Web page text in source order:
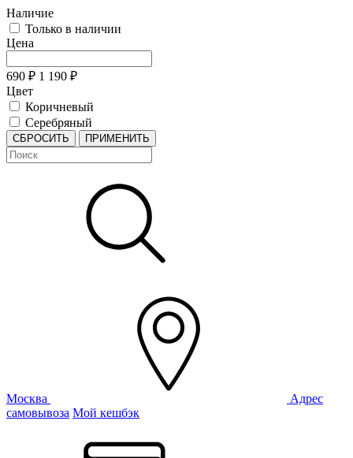
Наличие
Только в наличии
Цена
690 ₽ 1 190 ₽
Цвет
Коричневый
Серебряный
СБРОСИТЬ ПРИМЕНИТЬ
Москва
Адрес
самовывоза Мой кешбэк